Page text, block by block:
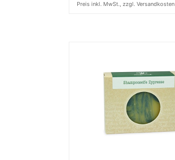
Preis inkl. MwSt., zzgl. Versandkosten